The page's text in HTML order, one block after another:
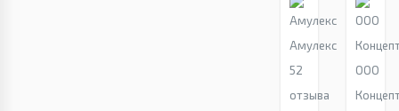
Амулекс
52
отзыва
ООО